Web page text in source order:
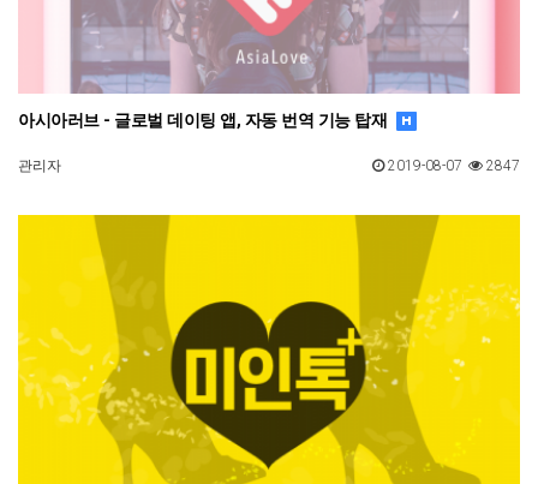
아시아러브 - 글로벌 데이팅 앱, 자동 번역 기능 탑재
관리자 2847
2019-08-07